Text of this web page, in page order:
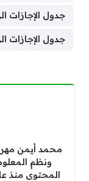
جدول الإجازات
جدول الإجازات
محمد أيمن
ونظم